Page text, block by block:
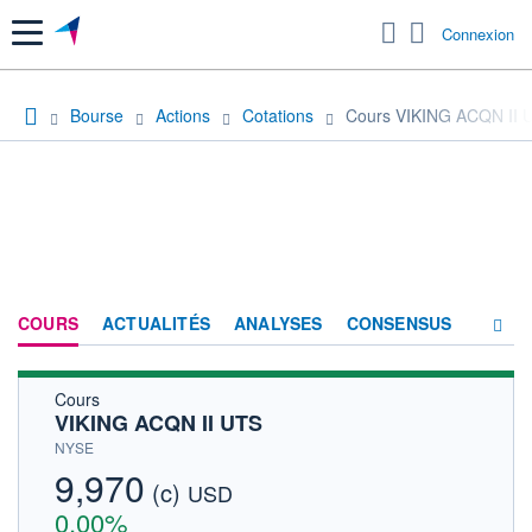
Menu Connexion
Bourse Actions Cotations Cours VIKING ACQN II
COURS ACTUALITÉS ANALYSES CONSENSUS
Cours
VIKING ACQN II UTS
NYSE
9,970 (c) USD
0,00%